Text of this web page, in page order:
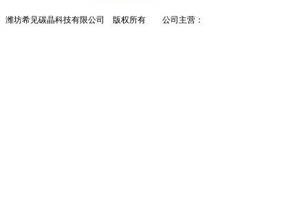
潍坊希见碳晶科技有限公司 版权所有 公司主营：